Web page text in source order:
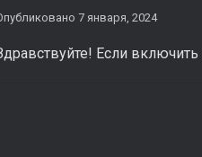
7 января, 2024
Если